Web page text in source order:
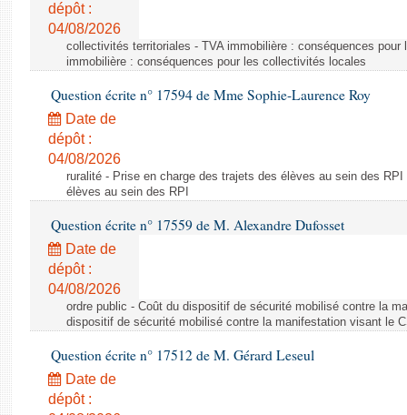
dépôt :
04/08/2026
collectivités territoriales - TVA immobilière : conséquences
immobilière : conséquences pour les collectivités locales
Question écrite n° 17594 de Mme Sophie-Laurence Roy
Date de
dépôt :
04/08/2026
ruralité - Prise en charge des trajets des élèves au sein des
élèves au sein des RPI
Question écrite n° 17559 de M. Alexandre Dufosset
Date de
dépôt :
04/08/2026
ordre public - Coût du dispositif de sécurité mobilisé contre la
dispositif de sécurité mobilisé contre la manifestation visant le
Question écrite n° 17512 de M. Gérard Leseul
Date de
dépôt :